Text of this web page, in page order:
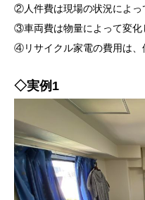
②人件費は現場の状況によっ
③車両費は物量によって変化
④リサイクル家電の費用は、
◇実例1